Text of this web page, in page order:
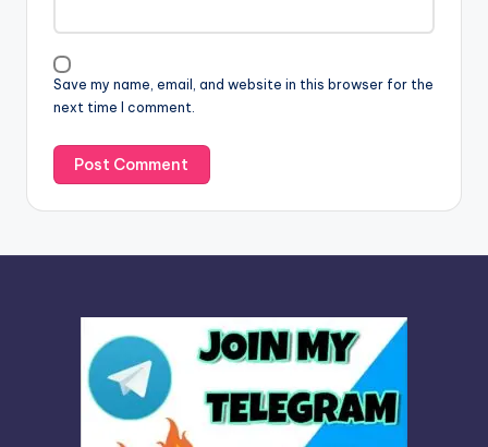
Save my name, email, and website in this browser for the
next time I comment.
i
v
e
: